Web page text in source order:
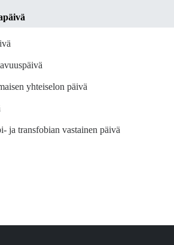
yhteiselon päivä
ja transfobian vastainen päivä